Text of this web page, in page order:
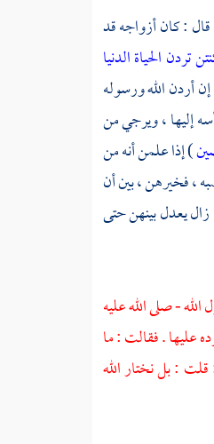
قال : كان أزواجه قد
تردن الحياة الدنيا
أردن الله ورسوله
إليها ، ويرجي من
) إذا علمن أنه من
، فخيرهن ، بين أن
يعدل بينهن حتى
الله - صلى الله عليه
عليها . فقالت : ما
: بل نختار الله